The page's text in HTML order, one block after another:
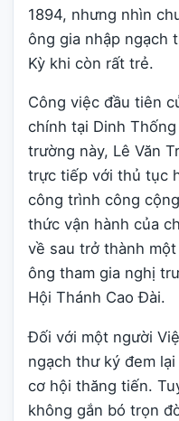
1894, nhưng nhìn
ông gia nhập ngạch
Kỳ khi còn rất trẻ.
Công việc đầu tiên
chính tại Dinh
trường này, Lê Văn
trực tiếp với thủ tục
công trình công
thức vận hành của
về sau trở thành
ông tham gia nghị
Hội Thánh Cao Đài.
Đối với một người
ngạch thư ký đem
cơ hội thăng tiến.
không gắn bó trọn